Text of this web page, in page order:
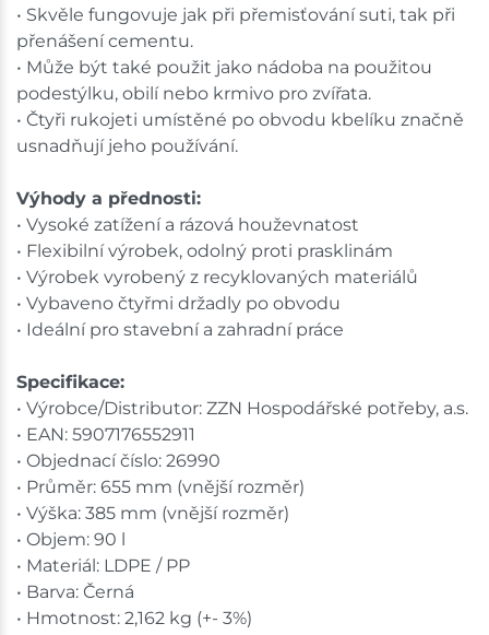
Velká Bíteš
Skladem na prodejně - doručení do 7 dnů
3 ks
Skladové množství na prodejnách je pouze orientační.
Ceny na prodejnách se mohou lišit od cen na e-
• Skvěle fungovuje jak při přemisťování suti, tak při
přenášení cementu.
• Může být také použit jako nádoba na použitou
podestýlku, obilí nebo krmivo pro zvířata.
• Čtyři rukojeti umístěné po obvodu kbelíku značně
usnadňují jeho používání.
Výhody a přednosti:
• Vysoké zatížení a rázová houževnatost
• Flexibilní výrobek, odolný proti prasklinám
• Výrobek vyrobený z recyklovaných materiálů
• Vybaveno čtyřmi držadly po obvodu
• Ideální pro stavební a zahradní práce
Specifikace:
• Výrobce/Distributor: ZZN Hospodářské potřeby, a.s.
• EAN: 5907176552911
• Objednací číslo: 26990
• Průměr: 655 mm (vnější rozměr)
• Výška: 385 mm (vnější rozměr)
• Objem: 90 l
• Materiál: LDPE / PP
• Barva: Černá
• Hmotnost: 2,162 kg (+- 3%)